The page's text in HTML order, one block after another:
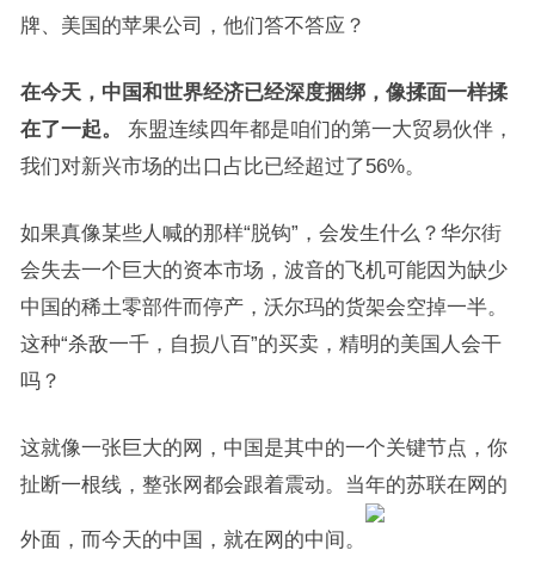
牌、美国的苹果公司，他们答不答应？
在今天，中国和世界经济已经深度捆绑，像揉面一样揉
在了一起。
东盟连续四年都是咱们的第一大贸易伙伴，
我们对新兴市场的出口占比已经超过了56%。
如果真像某些人喊的那样“脱钩”，会发生什么？华尔街
会失去一个巨大的资本市场，波音的飞机可能因为缺少
中国的稀土零部件而停产，沃尔玛的货架会空掉一半。
这种“杀敌一千，自损八百”的买卖，精明的美国人会干
吗？
这就像一张巨大的网，中国是其中的一个关键节点，你
扯断一根线，整张网都会跟着震动。当年的苏联在网的
外面，而今天的中国，就在网的中间。